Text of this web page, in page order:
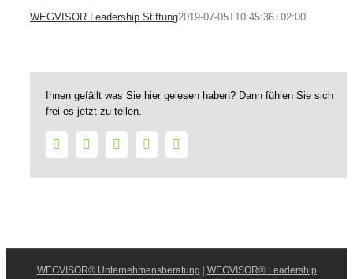
WEGVISOR Leadership Stiftung2019-07-05T10:45:36+02:00
Ihnen gefällt was Sie hier gelesen haben? Dann fühlen Sie sich
frei es jetzt zu teilen.
FacebookTwitter LinkedInWhatsApp
Mail
WEGVISOR® Unternehmensberatung WEGVISOR® Leadership